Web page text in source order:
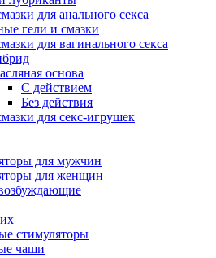
для анального секса
гели и смазки
для вагинального секса
основа
С действием
Без действия
для секс-игрушек
для мужчин
для женщин
стимуляторы
чаши